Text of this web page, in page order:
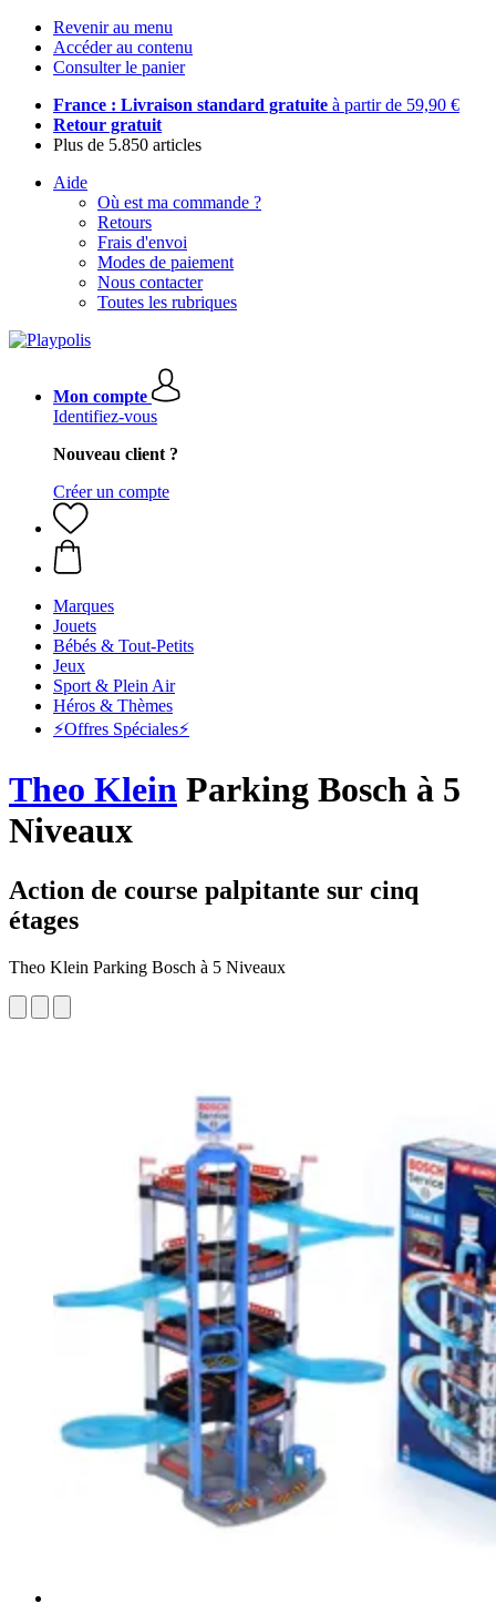
Revenir au menu
Accéder au contenu
Consulter le panier
France : Livraison standard gratuite à partir de 59,90 €
Retour gratuit
Plus de 5.850 articles
Aide
Où est ma commande ?
Retours
Frais d'envoi
Modes de paiement
Nous contacter
Toutes les rubriques
Mon compte
Identifiez-vous
Nouveau client ?
Créer un compte
Marques
Jouets
Bébés & Tout-Petits
Jeux
Sport & Plein Air
Héros & Thèmes
⚡️Offres Spéciales⚡️
Theo Klein Parking Bosch à 5
Niveaux
Action de course palpitante sur cinq
étages
Theo Klein Parking Bosch à 5 Niveaux